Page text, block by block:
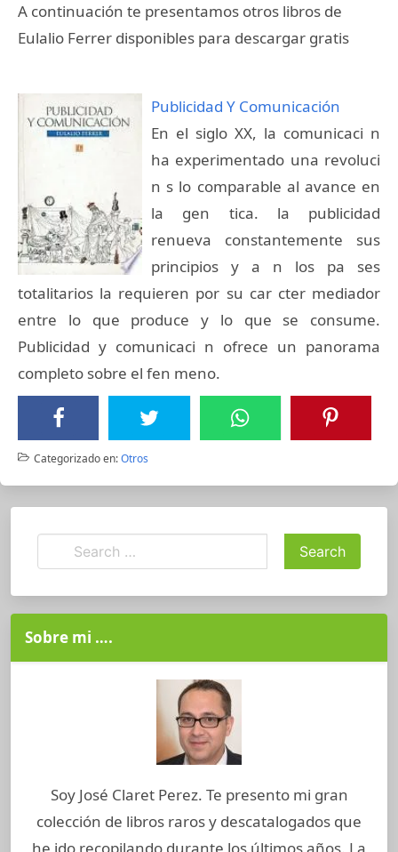
A continuación te presentamos otros libros de
Eulalio Ferrer disponibles para descargar gratis
Publicidad Y Comunicación
En el siglo XX, la comunicaci n
ha experimentado una revoluci
n s lo comparable al avance en
la gen tica. la publicidad
renueva constantemente sus
principios y a n los pa ses
totalitarios la requieren por su car cter mediador
entre lo que produce y lo que se consume.
Publicidad y comunicaci n ofrece un panorama
completo sobre el fen meno.
Categorizado en:Otros
Sobre mi ….
Soy José Claret Perez. Te presento mi gran
colección de libros raros y descatalogados que